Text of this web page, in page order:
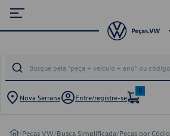
Nova Serrana Entre/registre-se
0
/Peças VW/Busca Simplificada/Peças por